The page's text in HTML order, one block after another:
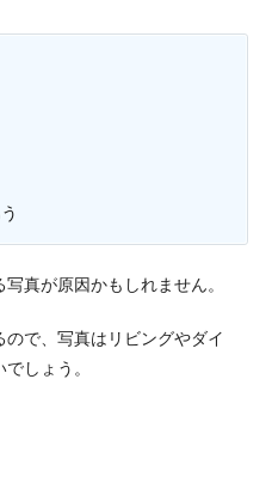
真が原因かもしれません。
で、写真はリビングやダイ
しょう。